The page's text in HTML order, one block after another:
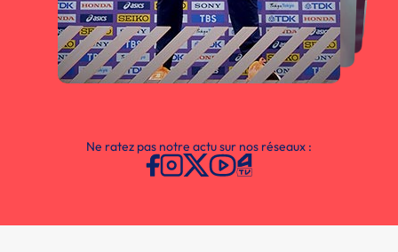
Ne ratez pas notre actu sur nos réseaux :